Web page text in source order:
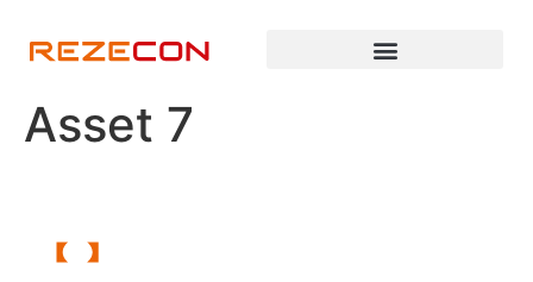
Asset 7